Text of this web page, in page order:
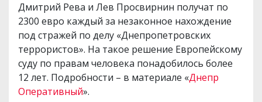
Дмитрий Рева и Лев Просвирнин получат по
2300 евро каждый за незаконное нахождение
под стражей по делу «Днепропетровских
террористов». На такое решение Европейскому
суду по правам человека понадобилось более
12 лет. Подробности – в материале «Днепр
Оперативный».